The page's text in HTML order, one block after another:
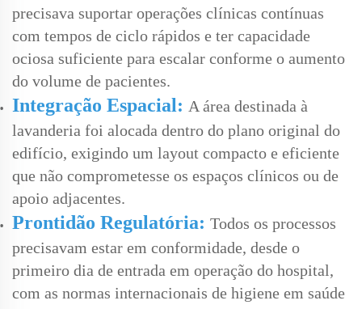
precisava suportar operações clínicas contínuas
com tempos de ciclo rápidos e ter capacidade
ociosa suficiente para escalar conforme o aumento
do volume de pacientes.
Integração Espacial: A área destinada à
lavanderia foi alocada dentro do plano original do
edifício, exigindo um layout compacto e eficiente
que não comprometesse os espaços clínicos ou de
apoio adjacentes.
Prontidão Regulatória: Todos os processos
precisavam estar em conformidade, desde o
primeiro dia de entrada em operação do hospital,
com as normas internacionais de higiene em saúde